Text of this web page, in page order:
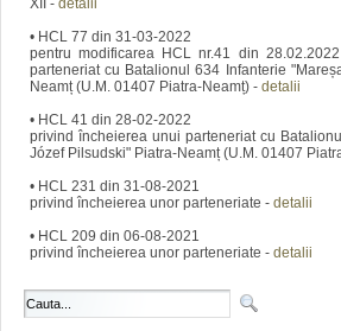
XII - detalii
• HCL 77 din 31-03-2022
pentru modificarea HCL nr.41 din
parteneriat cu Batalionul 634 Infanterie
Neamț (U.M. 01407 Piatra-Neamț) - detalii
• HCL 41 din 28-02-2022
privind încheierea unui parteneriat cu
Józef Pilsudski" Piatra-Neamț (U.M. 01407
• HCL 231 din 31-08-2021
privind încheierea unor parteneriate - detalii
• HCL 209 din 06-08-2021
privind încheierea unor parteneriate - detalii